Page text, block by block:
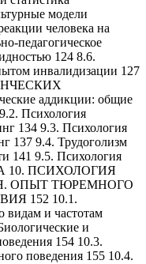
модели
человека на
педагогическое
124 8.6.
инвалидизации 127
аддикции: общие
Психология
134 9.3. Психология
137 9.4. Трудоголизм
141 9.5. Психология
10. ПСИХОЛОГИЯ
ОПЫТ ТЮРЕМНОГО
152 10.1.
видам и частотам
и
154 10.3.
поведения 155 10.4.